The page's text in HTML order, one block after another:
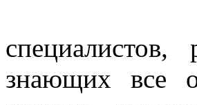
знающих все